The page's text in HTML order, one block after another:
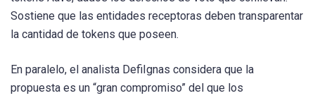
Sostiene que las entidades receptoras deben transparentar
la cantidad de tokens que poseen.
En paralelo, el analista DefiIgnas considera que la
propuesta es un “gran compromiso” del que los